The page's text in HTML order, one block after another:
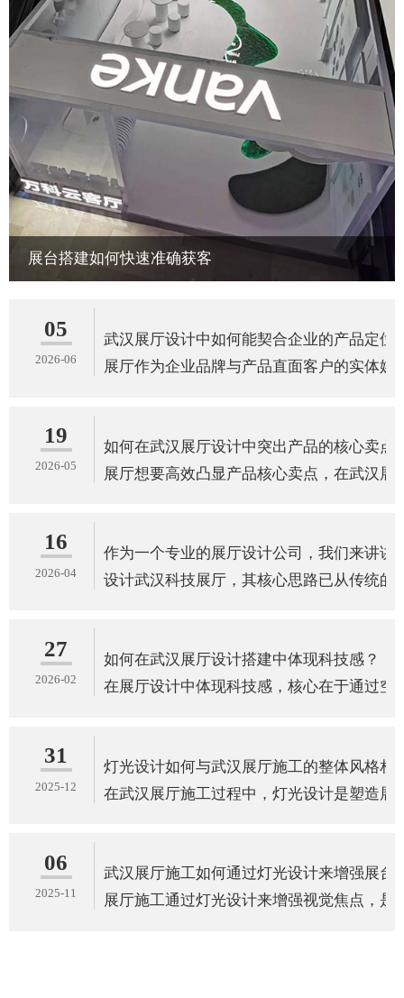
展台搭建如何快速准确获客
05
2026-06
武汉展厅设计中如何能契合企业的产品定位
展厅作为企业品牌与产品直面客户的实体
19
2026-05
如何在武汉展厅设计中突出产品的核心卖点
展厅想要高效凸显产品核心卖点，在武汉
16
2026-04
作为一个专业的展厅设计公司，我们来讲讲
设计武汉科技展厅，其核心思路已从传统的
27
2026-02
如何在武汉展厅设计搭建中体现科技感？
在展厅设计中体现科技感，核心在于通过
31
2025-12
灯光设计如何与武汉展厅施工的整体风格相
在武汉展厅施工过程中，灯光设计是塑造
06
2025-11
武汉展厅施工如何通过灯光设计来增强展台
展厅施工通过灯光设计来增强视觉焦点，